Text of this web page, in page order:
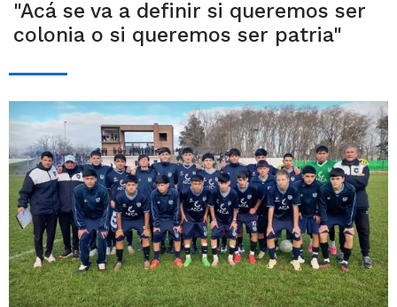
"Acá se va a definir si queremos ser
colonia o si queremos ser patria"